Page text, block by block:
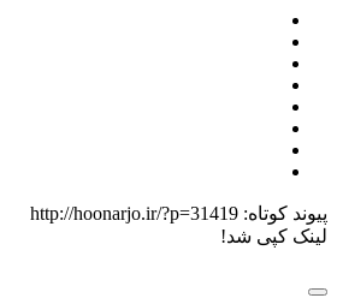
پیوند کوتاه: http://hoonarjo.ir/?p=31419
لینک کپی شد!